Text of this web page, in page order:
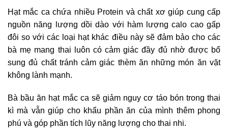
Hạt mắc ca chứa nhiều Protein và chất xơ giúp cung cấp
nguồn năng lượng dồi dào với hàm lượng calo cao gấp
đôi so với các loại hạt khác điều này sẽ đảm bảo cho các
bà mẹ mang thai luôn có cảm giác đầy đủ nhờ được bổ
sung đủ chất tránh cảm giác thèm ăn những món ăn vặt
không lành mạnh.
Bà bầu ăn hạt mắc ca sẽ giảm nguy cơ táo bón trong thai
kì mà vẫn giúp cho khẩu phần ăn của mình thêm phong
phú và góp phần tích lũy năng lượng cho thai nhi.